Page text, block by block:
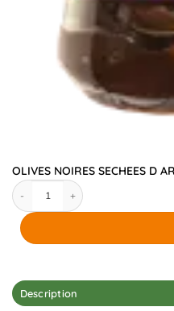
OLIVES NOIRES SECHEES D
quantité de OLIVES NOIRES SECHEES
Description